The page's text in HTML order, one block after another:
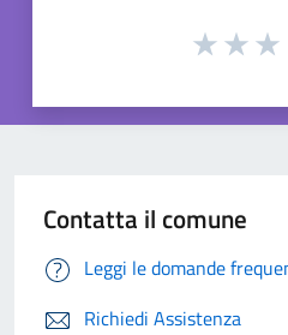
Contatta il comune
Leggi le domande
Richiedi Assistenza